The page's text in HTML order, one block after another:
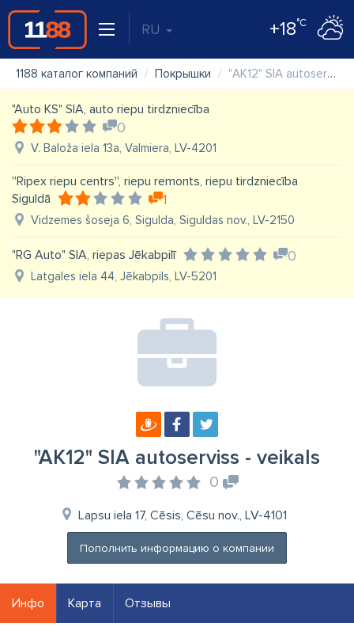
RU +18°C
1188 каталог компаний Покрышки "AK12" SIA autoserviss - veikals
"Auto KS" SIA, auto riepu tirdzniecība
0
V. Baloža iela 13a, Valmiera, LV-4201
''Ripex riepu centrs'', riepu remonts, riepu tirdzniecība
Siguldā
1
Vidzemes šoseja 6, Sigulda, Siguldas nov., LV-2150
"RG Auto" SIA, riepas Jēkabpilī 0
Latgales iela 44, Jēkabpils, LV-5201
"AK12" SIA autoserviss - veikals
0
Lapsu iela 17, Cēsis, Cēsu nov., LV-4101
Пополнить информацию о компании
Инфо Карта Отзывы